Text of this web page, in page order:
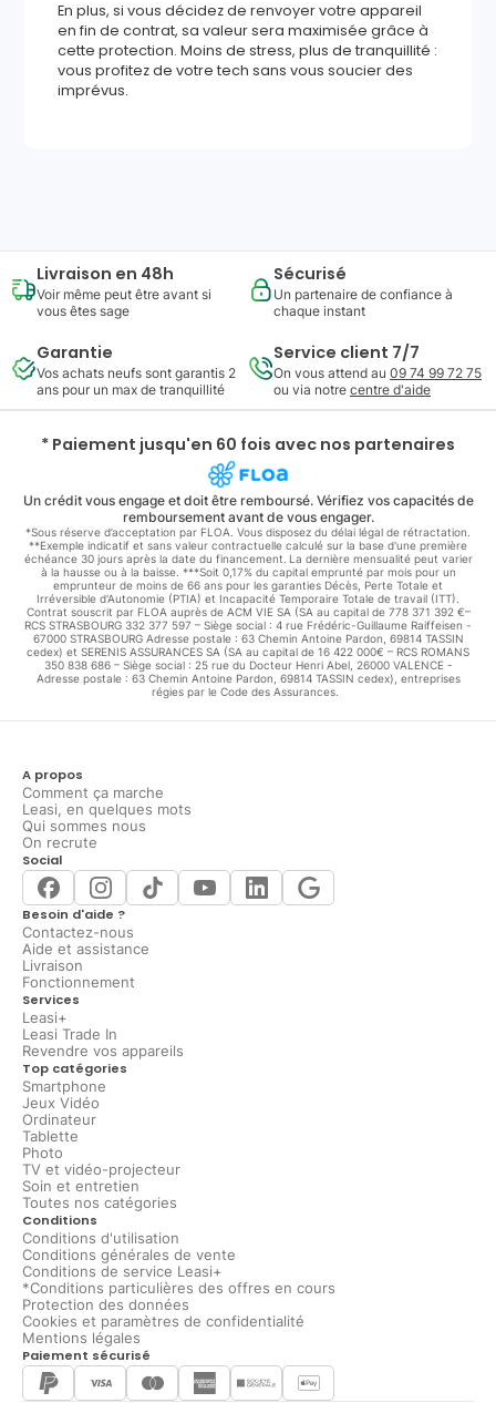
En plus, si vous décidez de renvoyer votre appareil
en fin de contrat, sa valeur sera maximisée grâce à
cette protection. Moins de stress, plus de tranquillité :
vous profitez de votre tech sans vous soucier des
imprévus.
Livraison en 48h
Voir même peut être avant si
vous êtes sage
Sécurisé
Un partenaire de confiance à
chaque instant
Garantie
Vos achats neufs sont garantis 2
ans pour un max de tranquillité
Service client 7/7
On vous attend au 09 74 99 72 75
ou via notre centre d'aide
* Paiement jusqu'en 60 fois avec nos partenaires
Un crédit vous engage et doit être remboursé. Vérifiez vos capacités de
remboursement avant de vous engager.
*Sous réserve d’acceptation par FLOA. Vous disposez du délai légal de rétractation.
**Exemple indicatif et sans valeur contractuelle calculé sur la base d'une première
échéance 30 jours après la date du financement. La dernière mensualité peut varier
à la hausse ou à la baisse. ***Soit 0,17% du capital emprunté par mois pour un
emprunteur de moins de 66 ans pour les garanties Décès, Perte Totale et
Irréversible d'Autonomie (PTIA) et Incapacité Temporaire Totale de travail (ITT).
Contrat souscrit par FLOA auprès de ACM VIE SA (SA au capital de 778 371 392 €–
RCS STRASBOURG 332 377 597 – Siège social : 4 rue Frédéric-Guillaume Raiffeisen -
67000 STRASBOURG Adresse postale : 63 Chemin Antoine Pardon, 69814 TASSIN
cedex) et SERENIS ASSURANCES SA (SA au capital de 16 422 000€ – RCS ROMANS
350 838 686 – Siège social : 25 rue du Docteur Henri Abel, 26000 VALENCE -
Adresse postale : 63 Chemin Antoine Pardon, 69814 TASSIN cedex), entreprises
régies par le Code des Assurances.
A propos
Comment ça marche
Leasi, en quelques mots
Qui sommes nous
On recrute
Social
Besoin d'aide ?
Contactez-nous
Aide et assistance
Livraison
Fonctionnement
Services
Leasi+
Leasi Trade In
Revendre vos appareils
Top catégories
Smartphone
Jeux Vidéo
Ordinateur
Tablette
Photo
TV et vidéo-projecteur
Soin et entretien
Toutes nos catégories
Conditions
Conditions d'utilisation
Conditions générales de vente
Conditions de service Leasi+
*Conditions particulières des offres en cours
Protection des données
Cookies et paramètres de confidentialité
Mentions légales
Paiement sécurisé